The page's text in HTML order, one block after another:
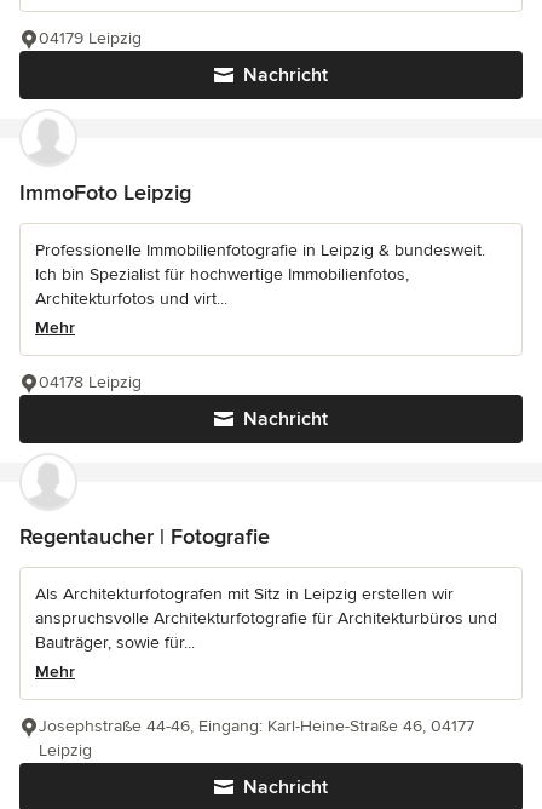
Nachricht
04179 Leipzig
ImmoFoto Leipzig
Professionelle Immobilienfotografie in Leipzig & bundesweit.
Ich bin Spezialist für hochwertige Immobilienfotos,
Architekturfotos und virt...
Mehr
Nachricht
04178 Leipzig
Regentaucher | Fotografie
Als Architekturfotografen mit Sitz in Leipzig erstellen wir
anspruchsvolle Architekturfotografie für Architekturbüros und
Bauträger, sowie für...
Mehr
Nachricht
Josephstraße 44-46, Eingang: Karl-Heine-Straße 46, 04177
Leipzig